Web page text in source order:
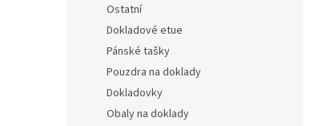
Ostatní
Dokladové etue
Pánské tašky
Pouzdra na doklady
Dokladovky
Obaly na doklady